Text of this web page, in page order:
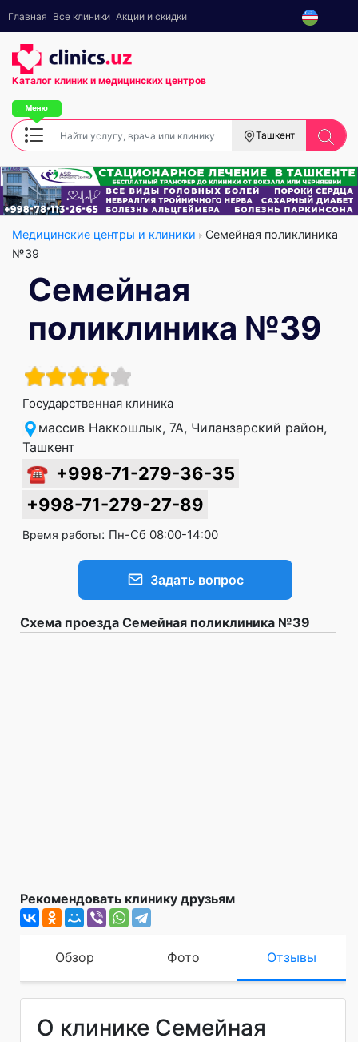
Главная Все клиники Акции и скидки
Каталог клиник и медицинских центров
Ташкент
Медицинские центры и клиники
Семейная поликлиника
№39
Семейная
поликлиника №39
Государственная клиника
массив Наккошлык, 7А, Чиланзарский район,
Ташкент
☎ +998-71-279-36-35
+998-71-279-27-89
Время работы: Пн-Сб 08:00-14:00
Задать вопрос
Схема проезда Семейная поликлиника №39
Рекомендовать клинику друзьям
Обзор Фото Отзывы
О клинике Семейная